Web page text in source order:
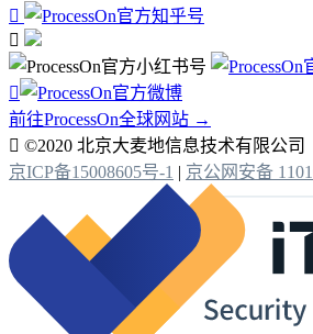



前往ProcessOn全球网站 →
 ©2020 北京大麦地信息技术有限公司
京ICP备15008605号-1 | 京公网安备